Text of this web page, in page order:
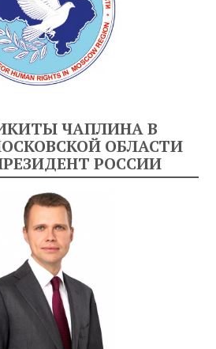
ЧАПЛИНА В
ОБЛАСТИ
РОССИИ